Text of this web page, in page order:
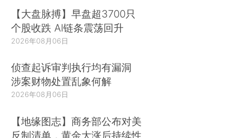
【大盘脉搏】早盘超3700只
个股收跌 AI链条震荡回升
2026年08月06日
侦查起诉审判执行均有漏洞
涉案财物处置乱象何解
2026年08月06日
【地缘图志】商务部公布对美
反制清单，黄金大涨后持续性